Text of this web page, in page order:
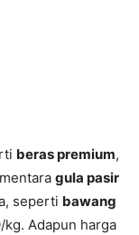
beras premium,
gula pasir
seperti bawang
Adapun harga